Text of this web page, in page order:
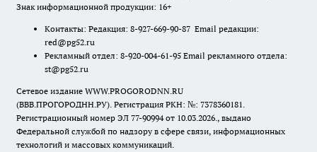
Знак информационной продукции: 16+
Контакты: Редакция: 8-927-669-90-87 Email редакции:
red@pg52.ru
Рекламный отдел: 8-920-004-61-95 Email рекламного отдела:
st@pg52.ru
Сетевое издание WWW.PROGORODNN.RU
(ВВВ.ПРОГОРОДНН.РУ). Регистрация РКН: №: 7378360181.
Регистрационный номер ЭЛ 77-90994 от 10.03.2026., выдано
Федеральной службой по надзору в сфере связи, информационных
технологий и массовых коммуникаций.